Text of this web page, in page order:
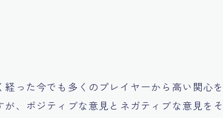
った今でも多くのプレイヤーから高い関心を
、ポジティブな意見とネガティブな意見をそ